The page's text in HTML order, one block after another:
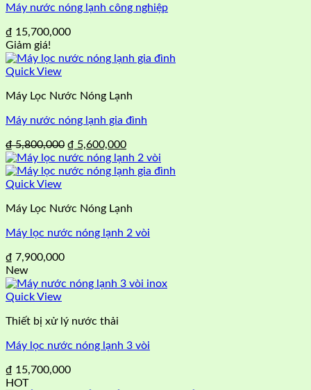
Máy nước nóng lạnh công nghiệp
₫ 15,700,000
Giảm giá!
Quick View
Máy Lọc Nước Nóng Lạnh
Máy nước nóng lạnh gia đình
₫5,800,000 Giá
gốc
là:
₫ 5,600,000Giá
hiện
tại
Quick View
Máy Lọc Nước Nóng Lạnh
Máy lọc nước nóng lạnh 2 vòi
₫ 7,900,000
New
Quick View
Thiết bị xử lý nước thải
Máy lọc nước nóng lạnh 3 vòi
₫ 15,700,000
HOT